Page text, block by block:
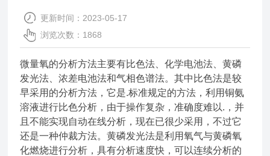
更新时间：2023-05-17
浏览次数：1868
微量氧的分析方法主要有比色法、化学电池法、黄磷
发光法、浓差电池法和气相色谱法。其中比色法是较
早采用的分析方法，它是.标准规定的方法，利用铜氨
溶液进行比色分析，由于操作复杂，准确度难以.，并
且不能实现自动在线分析，现在已很少采用，不过它
还是一种仲裁方法。黄磷发光法是利用氧气与黄磷氧
化燃烧进行分析，具有分析速度快，可以连续分析的